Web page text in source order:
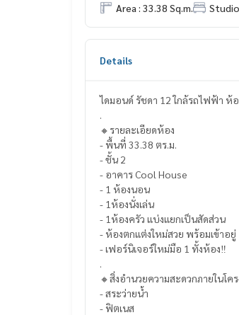
Area : 33.38 Sq.m.
Details
ไดมอนด์ รัชดา 12 ใกล้รถไฟฟ้า ห้
🔸รายละเอียดห้อง
- พื้นที่ 33.38 ตร.ม.
- ชั้น 2
- อาคาร Cool House
- 1 ห้องนอน
- 1ห้องนั่งเล่น
- 1ห้องครัว แบ่งแยกเป็นสัดส่วน
- ห้องตกแต่งใหม่สวย พร้อมเข้าอยู่
- เฟอร์นิเจอร์ใหม่มือ 1 ทั้งห้อง‼️
🔸สิ่งอำนวยความสะดวกภายในโค
- สระว่ายน้ำ
- ฟิตเนส